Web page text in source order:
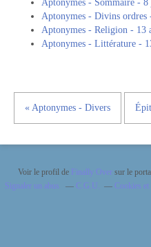
Aptonymes - Sommaire -
Aptonymes - Divins
Aptonymes - Religion - 13
Aptonymes - Littérature -
« Aptonymes - Divers
Voir le profil de Finally Oversur le
Signaler un abus
C.G.U. Cookies et